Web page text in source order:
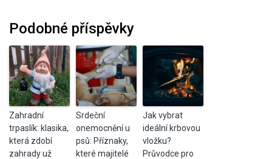
Podobné příspěvky
Zahradní
trpaslík: klasika,
která zdobí
zahrady už
Srdeční
onemocnění u
psů: Příznaky,
které majitelé
Jak vybrat
ideální krbovou
vložku?
Průvodce pro